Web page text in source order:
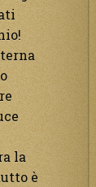
la
è